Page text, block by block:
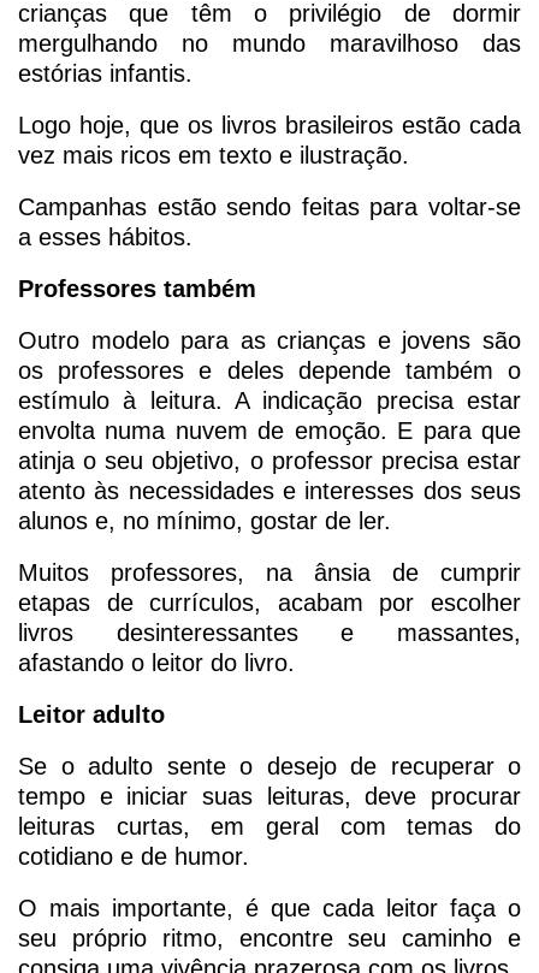
crianças que têm o privilégio de dormir
mergulhando no mundo maravilhoso das
estórias infantis.
Logo hoje, que os livros brasileiros estão cada
vez mais ricos em texto e ilustração.
Campanhas estão sendo feitas para voltar-se
a esses hábitos.
Professores também
Outro modelo para as crianças e jovens são
os professores e deles depende também o
estímulo à leitura. A indicação precisa estar
envolta numa nuvem de emoção. E para que
atinja o seu objetivo, o professor precisa estar
atento às necessidades e interesses dos seus
alunos e, no mínimo, gostar de ler.
Muitos professores, na ânsia de cumprir
etapas de currículos, acabam por escolher
livros desinteressantes e massantes,
afastando o leitor do livro.
Leitor adulto
Se o adulto sente o desejo de recuperar o
tempo e iniciar suas leituras, deve procurar
leituras curtas, em geral com temas do
cotidiano e de humor.
O mais importante, é que cada leitor faça o
seu próprio ritmo, encontre seu caminho e